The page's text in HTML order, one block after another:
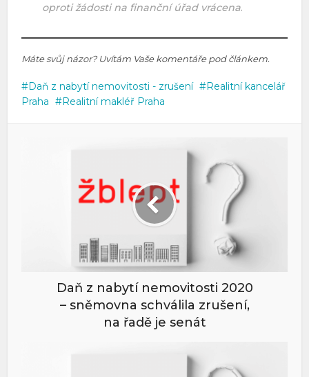
oproti žádosti na finanční úřad vrácena.
Máte svůj názor? Uvítám Vaše komentáře pod článkem.
Daň z nabytí nemovitosti - zrušení
Realitní kancelář
Praha
Realitní makléř Praha
Daň z nabytí nemovitosti 2020
– sněmovna schválila zrušení,
na řadě je senát